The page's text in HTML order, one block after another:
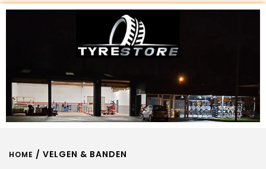
HOME / VELGEN & BANDEN